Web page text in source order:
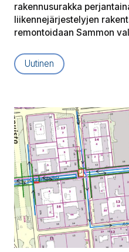
rakennusurakka
liikennejärjestelyjen
remontoidaan Sammon
Uutinen